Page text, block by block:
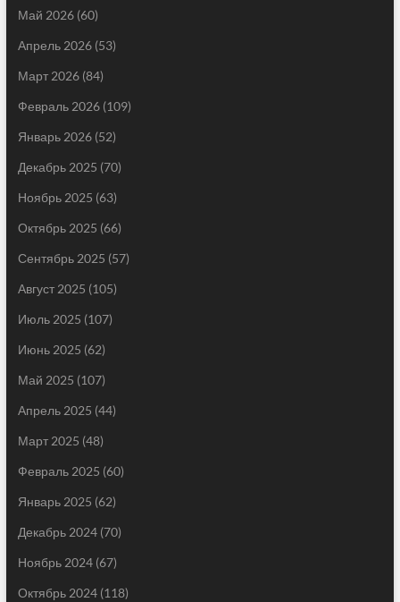
Май 2026(60)
Апрель 2026(53)
Март 2026(84)
Февраль 2026(109)
Январь 2026(52)
Декабрь 2025 (70)
Ноябрь 2025 (63)
Октябрь 2025 (66)
Сентябрь 2025 (57)
Август 2025 (105)
Июль 2025 (107)
Июнь 2025 (62)
Май 2025 (107)
Апрель 2025 (44)
Март 2025 (48)
Февраль 2025 (60)
Январь 2025 (62)
Декабрь 2024(70)
Ноябрь 2024(67)
Октябрь 2024(118)